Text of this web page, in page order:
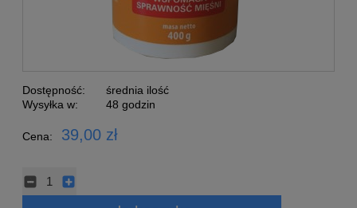
Dostępność:
średnia ilość
Wysyłka w:
48 godzin
Cena: 39,00 zł